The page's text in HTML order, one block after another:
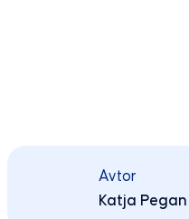
Avtor
Katja Pegan